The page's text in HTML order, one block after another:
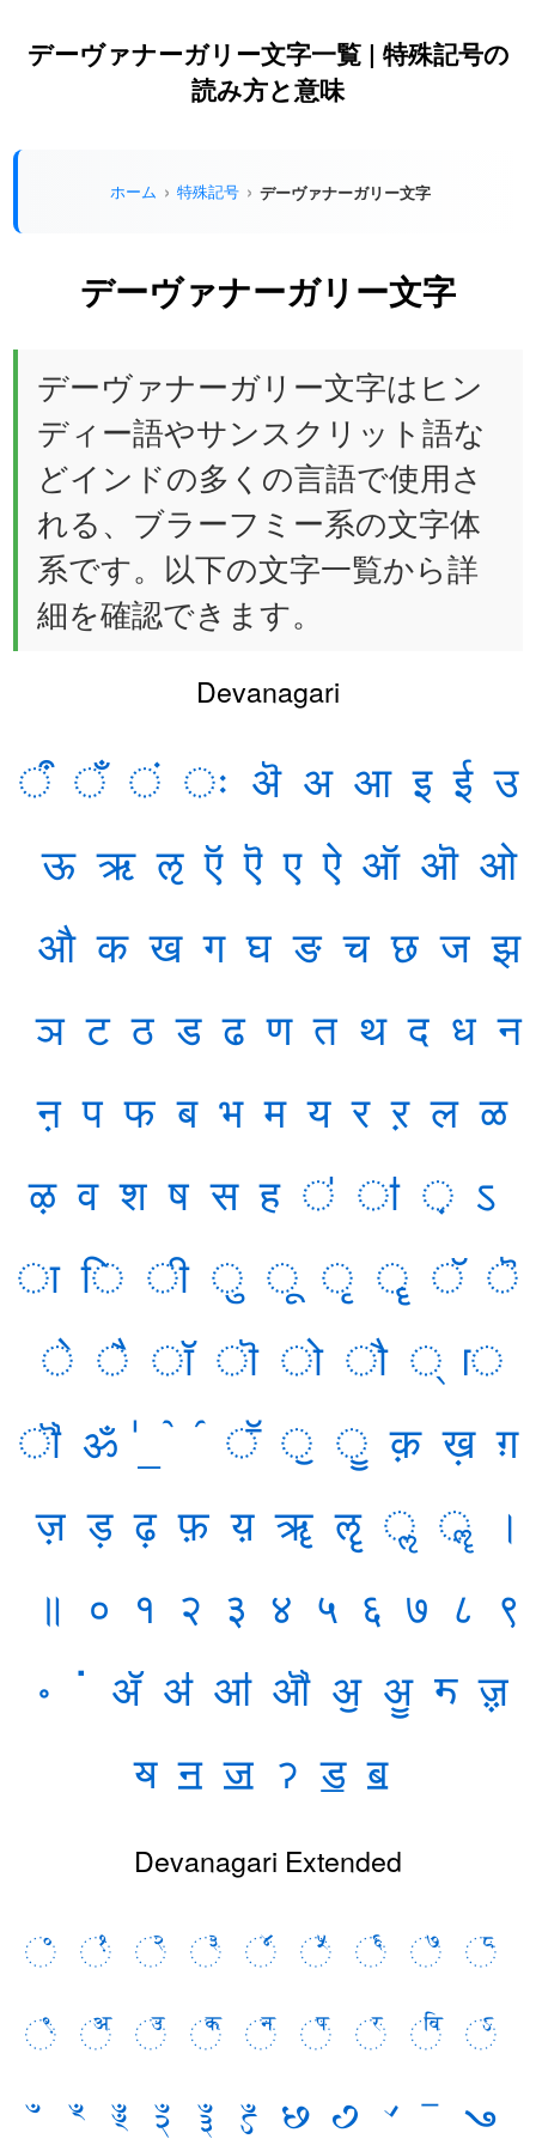
デーヴァナーガリー文字一覧 | 特殊記号の
読み方と意味
ホーム 特殊記号 デーヴァナーガリー文字
デーヴァナーガリー文字
デーヴァナーガリー文字はヒン
ディー語やサンスクリット語な
どインドの多くの言語で使用さ
れる、ブラーフミー系の文字体
系です。以下の文字一覧から詳
細を確認できます。
Devanagari
ऀ ँ ं ः ऄ अ आ इ ई उ
ऊ ऋ ऌ ऍ ऎ ए ऐ ऑ ऒ ओ
औ क ख ग घ ङ च छ ज झ
ञ ट ठ ड ढ ण त थ द ध न
ऩ प फ ब भ म य र ऱ ल ळ
ऴ व श ष स ह ऺ ऻ ़ ऽ
ा ि ी ु ू ृ ॄ ॅ ॆ
े ै ॉ ॊ ो ौ ् ॎ
ॏ ॐ ॕ ॖ ॗ क़ ख़ ग़
ज़ ड़ ढ़ फ़ य़ ॠ ॡ ॢ ॣ
।
॥ ० १ २ ३ ४ ५ ६ ७ ८ ९
॰ ॱ ॲ ॳ ॴ ॵ ॶ ॷ ॸ ॹ
ॺ ॻ ॼ ॽ ॾ ॿ
Devanagari Extended
꣠ ꣡ ꣢ ꣣ ꣤ ꣥ ꣦ ꣧ ꣨
꣩ ꣪ ꣫ ꣬ ꣭ ꣮ ꣯ ꣰ ꣱
ꣲ ꣳ ꣴ ꣵ ꣶ ꣷ ꣸ ꣹ ꣺ ꣻ ꣼